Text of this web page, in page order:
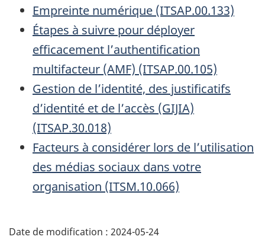
Empreinte numérique (ITSAP.00.133)
Étapes à suivre pour déployer
efficacement l’authentification
multifacteur (AMF) (ITSAP.00.105)
Gestion de l’identité, des justificatifs
d’identité et de l’accès (GIJIA)
(ITSAP.30.018)
Facteurs à considérer lors de l’utilisation
des médias sociaux dans votre
organisation (ITSM.10.066)
Date de modification : 2024-05-24